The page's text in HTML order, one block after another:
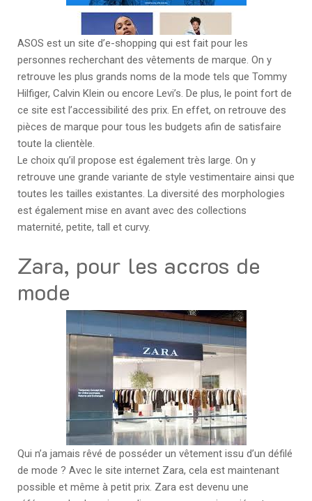
ASOS est un site d’e-shopping qui est fait pour les
personnes recherchant des vêtements de marque. On y
retrouve les plus grands noms de la mode tels que Tommy
Hilfiger, Calvin Klein ou encore Levi’s. De plus, le point fort de
ce site est l’accessibilité des prix. En effet, on retrouve des
pièces de marque pour tous les budgets afin de satisfaire
toute la clientèle.
Le choix qu’il propose est également très large. On y
retrouve une grande variante de style vestimentaire ainsi que
toutes les tailles existantes. La diversité des morphologies
est également mise en avant avec des collections
maternité, petite, tall et curvy.
Zara, pour les accros de
mode
Qui n’a jamais rêvé de posséder un vêtement issu d’un défilé
de mode ? Avec le site internet Zara, cela est maintenant
possible et même à petit prix. Zara est devenu une